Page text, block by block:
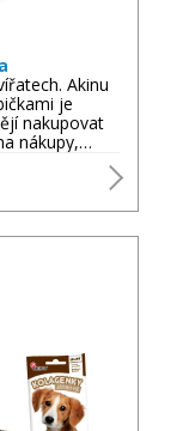
Akinu
je
nakupovat
nákupy,…